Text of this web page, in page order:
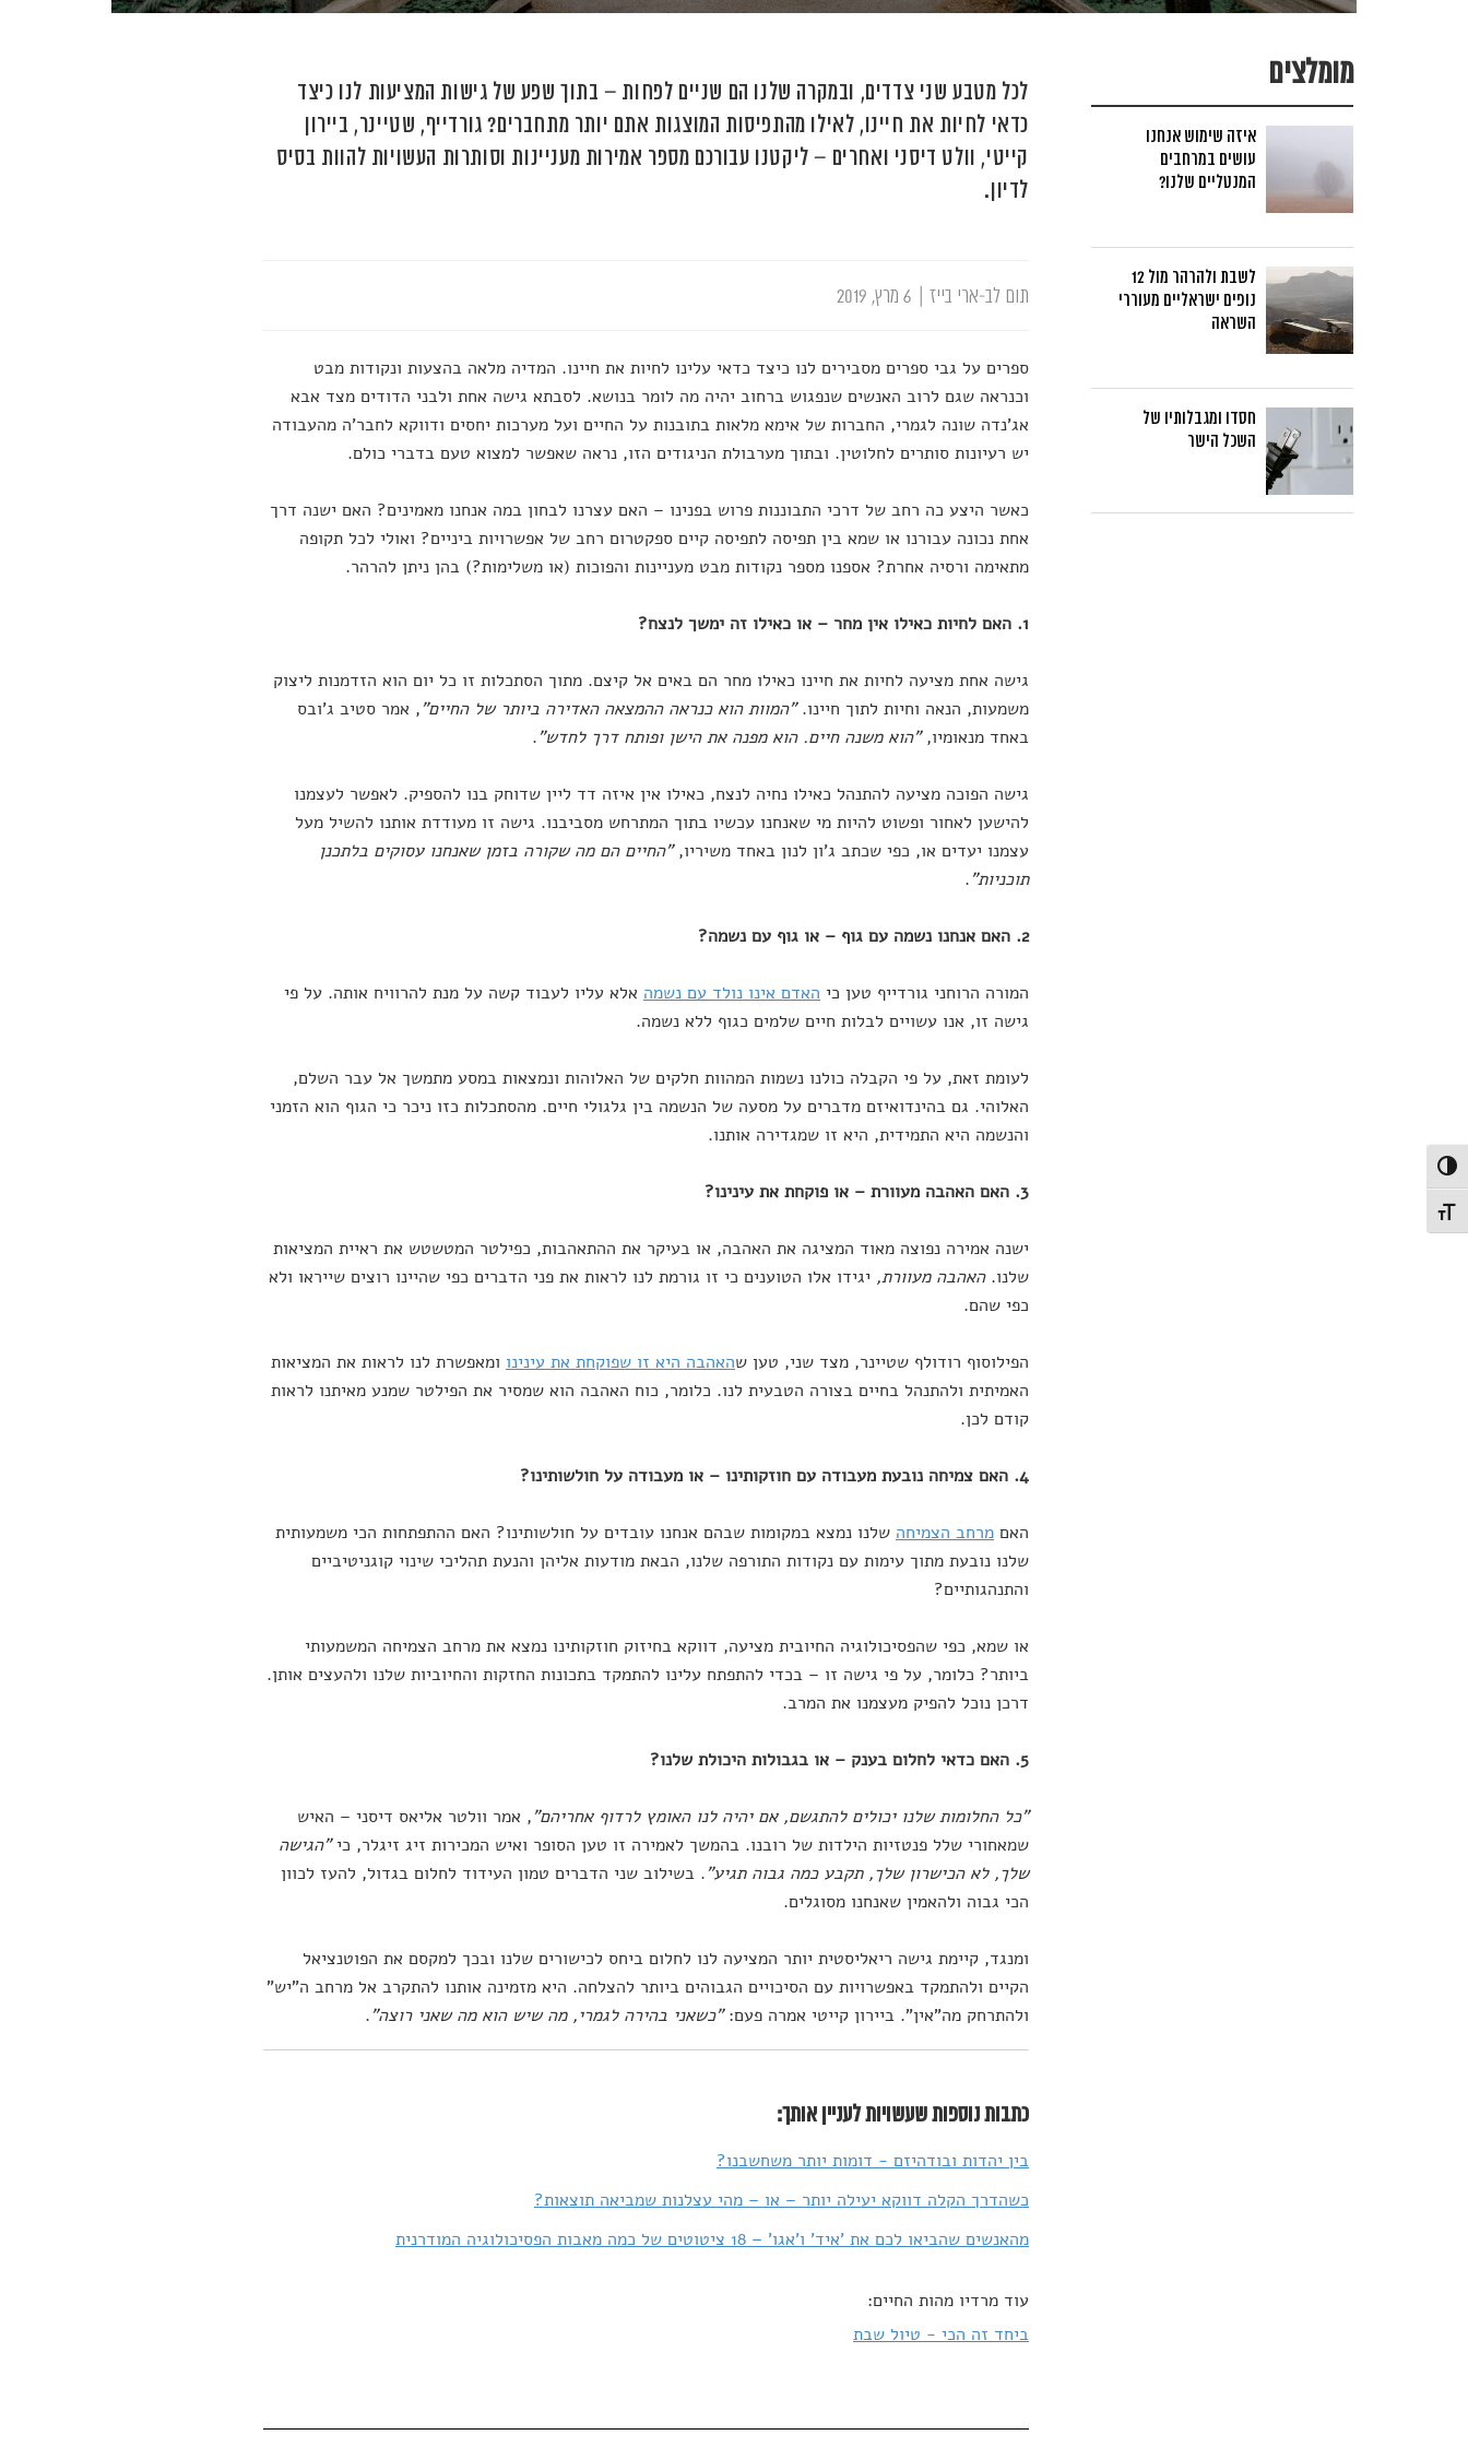
הפעל/כבה ניגודיות גבוהה
מתג גודל גופן
לכל מטבע שני צדדים, ובמקרה שלנו הם שניים לפחות – בתוך שפע של גישות המציעות לנו כיצד
כדאי לחיות את חיינו, לאילו מהתפיסות המוצגות אתם יותר מתחברים? גורדייף, שטיינר, ביירון
קייטי, וולט דיסני ואחרים – ליקטנו עבורכם מספר אמירות מעניינות וסותרות העשויות להוות בסיס
לדיון.
תום לב-ארי בייז
ספרים על גבי ספרים מסבירים לנו כיצד כדאי עלינו לחיות את חיינו. המדיה מלאה בהצעות ונקודות מבט
וכנראה שגם לרוב האנשים שנפגוש ברחוב יהיה מה לומר בנושא. לסבתא גישה אחת ולבני הדודים מצד אבא
אג'נדה שונה לגמרי, החברות של אימא מלאות בתובנות על החיים ועל מערכות יחסים ודווקא לחבר'ה מהעבודה
יש רעיונות סותרים לחלוטין. ובתוך מערבולת הניגודים הזו, נראה שאפשר למצוא טעם בדברי כולם.
כאשר היצע כה רחב של דרכי התבוננות פרוש בפנינו – האם עצרנו לבחון במה אנחנו מאמינים? האם ישנה דרך
אחת נכונה עבורנו או שמא בין תפיסה לתפיסה קיים ספקטרום רחב של אפשרויות ביניים? ואולי לכל תקופה
מתאימה ורסיה אחרת? אספנו מספר נקודות מבט מעניינות והפוכות (או משלימות?) בהן ניתן להרהר.
1. האם לחיות כאילו אין מחר – או כאילו זה ימשך לנצח?
גישה אחת מציעה לחיות את חיינו כאילו מחר הם באים אל קיצם. מתוך הסתכלות זו כל יום הוא הזדמנות ליצוק
משמעות, הנאה וחיות לתוך חיינו."המוות הוא כנראה ההמצאה האדירה ביותר של החיים", אמר סטיב ג'ובס
באחד מנאומיו,"הוא משנה חיים. הוא מפנה את הישן ופותח דרך לחדש"
.
גישה הפוכה מציעה להתנהל כאילו נחיה לנצח, כאילו אין איזה דד ליין שדוחק בנו להספיק. לאפשר לעצמנו
להישען לאחור ופשוט להיות מי שאנחנו עכשיו בתוך המתרחש מסביבנו. גישה זו מעודדת אותנו להשיל מעל
עצמנו יעדים או, כפי שכתב ג'ון לנון באחד משיריו,"החיים הם מה שקורה בזמן שאנחנו עסוקים בלתכנן
תוכניות".
2. האם אנחנו נשמה עם גוף – או גוף עם נשמה?
המורה הרוחני גורדייף טען כי האדם אינו נולד עם נשמה אלא עליו לעבוד קשה על מנת להרוויח אותה. על פי
גישה זו, אנו עשויים לבלות חיים שלמים כגוף ללא נשמה.
לעומת זאת, על פי הקבלה כולנו נשמות המהוות חלקים של האלוהות ונמצאות במסע מתמשך אל עבר השלם,
האלוהי. גם בהינדואיזם מדברים על מסעה של הנשמה בין גלגולי חיים. מהסתכלות כזו ניכר כי הגוף הוא הזמני
והנשמה היא התמידית, היא זו שמגדירה אותנו.
3. האם האהבה מעוורת – או פוקחת את עינינו?
ישנה אמירה נפוצה מאוד המציגה את האהבה, או בעיקר את ההתאהבות, כפילטר המטשטש את ראיית המציאות
שלנו.האהבה מעוורת, יגידו אלו הטוענים כי זו גורמת לנו לראות את פני הדברים כפי שהיינו רוצים שייראו ולא
כפי שהם.
הפילוסוף רודולף שטיינר, מצד שני, טען שהאהבה היא זו שפוקחת את עינינו ומאפשרת לנו לראות את המציאות
האמיתית ולהתנהל בחיים בצורה הטבעית לנו. כלומר, כוח האהבה הוא שמסיר את הפילטר שמנע מאיתנו לראות
קודם לכן.
4. האם צמיחה נובעת מעבודה עם חוזקותינו – או מעבודה על חולשותינו?
האם מרחב הצמיחה שלנו נמצא במקומות שבהם אנחנו עובדים על חולשותינו? האם ההתפתחות הכי משמעותית
שלנו נובעת מתוך עימות עם נקודות התורפה שלנו, הבאת מודעות אליהן והנעת תהליכי שינוי קוגניטיביים
והתנהגותיים?
או שמא, כפי שהפסיכולוגיה החיובית מציעה, דווקא בחיזוק חוזקותינו נמצא את מרחב הצמיחה המשמעותי
ביותר? כלומר, על פי גישה זו – בכדי להתפתח עלינו להתמקד בתכונות החזקות והחיוביות שלנו ולהעצים אותן.
דרכן נוכל להפיק מעצמנו את המרב.
5. האם כדאי לחלום בענק – או בגבולות היכולת שלנו?
"כל החלומות שלנו יכולים להתגשם, אם יהיה לנו האומץ לרדוף אחריהם", אמר וולטר אליאס דיסני – האיש
שמאחורי שלל פנטזיות הילדות של רובנו. בהמשך לאמירה זו טען הסופר ואיש המכירות זיג זיגלר, כי"הגישה
שלך, לא הכישרון שלך, תקבע כמה גבוה תגיע". בשילוב שני הדברים טמון העידוד לחלום בגדול, להעז לכוון
הכי גבוה ולהאמין שאנחנו מסוגלים.
ומנגד, קיימת גישה ריאליסטית יותר המציעה לנו לחלום ביחס לכישורים שלנו ובכך למקסם את הפוטנציאל
הקיים ולהתמקד באפשרויות עם הסיכויים הגבוהים ביותר להצלחה. היא מזמינה אותנו להתקרב אל מרחב ה"יש"
ולהתרחק מה"אין". ביירון קייטי אמרה פעם:"כשאני בהירה לגמרי, מה שיש הוא מה שאני רוצה".
כתבות נוספות שעשויות לעניין אותך:
בין יהדות ובודהיזם - דומות יותר משחשבנו?
כשהדרך הקלה דווקא יעילה יותר – או – מהי עצלנות שמביאה תוצאות?
מהאנשים שהביאו לכם את 'איד' ו'אגו' – 18 ציטוטים של כמה מאבות הפסיכולוגיה המודרנית
עוד מרדיו מהות החיים:
ביחד זה הכי - טיול שבת
מומלצים
איזה שימוש אנחנו
עושים במרחבים
המנטליים שלנו?
לשבת ולהרהר מול 12
נופים ישראליים מעוררי
השראה
חסדו ומגבלותיו של
השכל הישר